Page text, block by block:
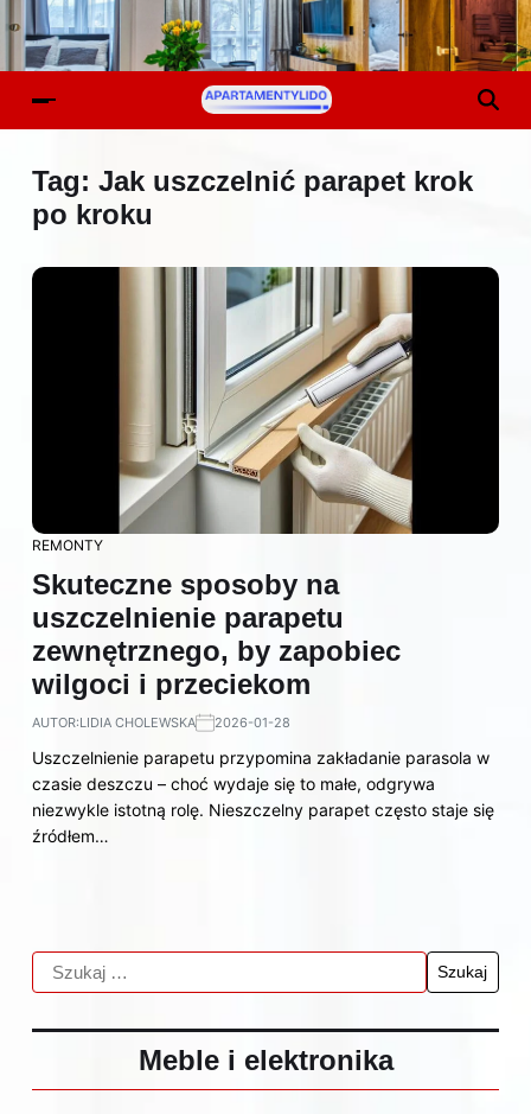
Tag: Jak uszczelnić parapet krok
po kroku
REMONTY
Skuteczne sposoby na
uszczelnienie parapetu
zewnętrznego, by zapobiec
wilgoci i przeciekom
AUTOR:LIDIA CHOLEWSKA 2026-01-28
Uszczelnienie parapetu przypomina zakładanie parasola w
czasie deszczu – choć wydaje się to małe, odgrywa
niezwykle istotną rolę. Nieszczelny parapet często staje się
źródłem…
Meble i elektronika